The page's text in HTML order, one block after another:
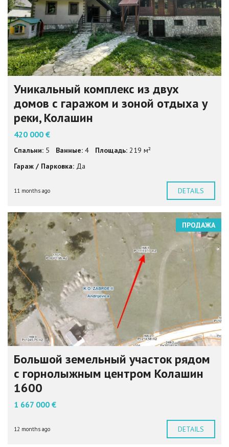
Уникальный комплекс из двух
домов с гаражом и зоной отдыха у
реки, Колашин
420 000 €
Спальни: 5 Ванные: 4 Площадь: 219 м²
Гараж / Парковка: Да
11 months ago DETAILS
ПРОДАЖА
Большой земельный участок рядом
с горнолыжным центром Колашин
1600
1 667 000 €
12 months ago DETAILS